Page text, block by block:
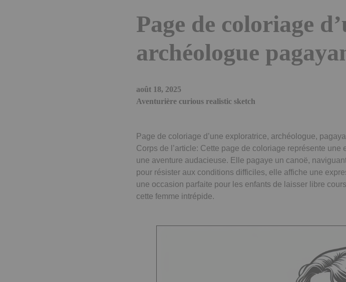
Page de coloriage
archéologue
août 18, 2025
Aventurière curious realistic sketch
Page de coloriage d’une exploratrice, archéologue,
Corps de l’article: Cette page de coloriage représente
une aventure audacieuse. Elle pagaye un canoë,
pour résister aux conditions difficiles, elle affiche une
une occasion parfaite pour les enfants de laisser libre
cette femme intrépide.